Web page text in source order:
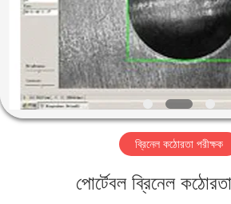
আমাদের
সম্পর্কে
কারখানা
ব্রিনেল কঠোরতা পরীক্ষক
পোর্টেবল ব্রিনেল